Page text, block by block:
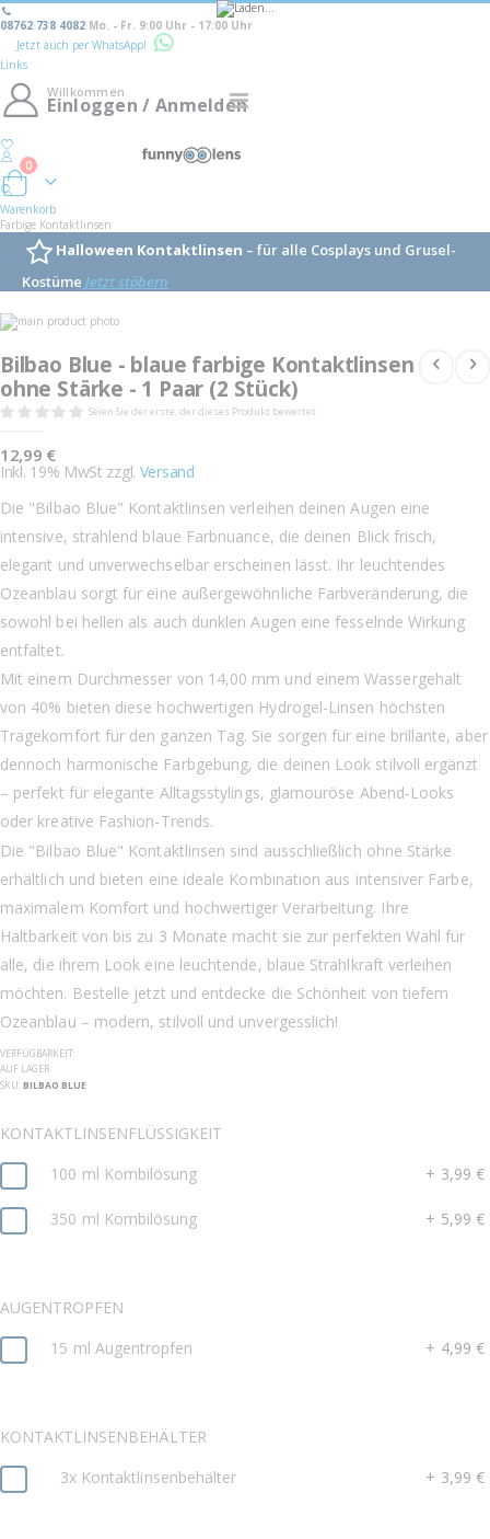
08762 738 4082 Mo. - Fr. 9:00 Uhr - 17:00 Uhr
Jetzt auch per WhatsApp!
Links
Navigation
Willkommen
Einloggen / Anmelden
Warenkorb
0
Warenkorb
Farbige Kontaktlinsen
Halloween Kontaktlinsen – für alle Cosplays und Grusel-
Kostüme Jetzt stöbern
Skip
to
end
of
the
images
the
beginning
of
the
Bilbao Blue - blaue farbige Kontaktlinsen
ohne Stärke - 1 Paar (2 Stück)
Seien Sie der erste, der dieses Produkt bewertet
12,99 €
Inkl. 19% MwSt zzgl. Versand
Die "Bilbao Blue" Kontaktlinsen verleihen deinen Augen eine
intensive, strahlend blaue Farbnuance, die deinen Blick frisch,
elegant und unverwechselbar erscheinen lässt. Ihr leuchtendes
Ozeanblau sorgt für eine außergewöhnliche Farbveränderung, die
sowohl bei hellen als auch dunklen Augen eine fesselnde Wirkung
entfaltet.
Mit einem Durchmesser von 14,00 mm und einem Wassergehalt
von 40% bieten diese hochwertigen Hydrogel-Linsen höchsten
Tragekomfort für den ganzen Tag. Sie sorgen für eine brillante, aber
dennoch harmonische Farbgebung, die deinen Look stilvoll ergänzt
– perfekt für elegante Alltagsstylings, glamouröse Abend-Looks
oder kreative Fashion-Trends.
Die "Bilbao Blue" Kontaktlinsen sind ausschließlich ohne Stärke
erhältlich und bieten eine ideale Kombination aus intensiver Farbe,
maximalem Komfort und hochwertiger Verarbeitung. Ihre
Haltbarkeit von bis zu 3 Monate macht sie zur perfekten Wahl für
alle, die ihrem Look eine leuchtende, blaue Strahlkraft verleihen
möchten. Bestelle jetzt und entdecke die Schönheit von tiefem
Ozeanblau – modern, stilvoll und unvergesslich!
VERFÜGBARKEIT:
AUF LAGER
SKU BILBAO BLUE
KONTAKTLINSENFLÜSSIGKEIT
100 ml Kombilösung
+ 3,99 €
350 ml Kombilösung + 5,99 €
AUGENTROPFEN
15 ml Augentropfen
+ 4,99 €
KONTAKTLINSENBEHÄLTER
3x Kontaktlinsenbehälter
+ 3,99 €